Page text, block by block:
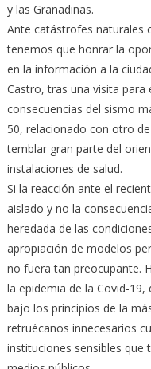
y las Granadinas.
Ante catástrofes naturales
tenemos que honrar la
en la información a la
Castro, tras una visita para
consecuencias del sismo
50, relacionado con otro
temblar gran parte del
instalaciones de salud.
Si la reacción ante el
aislado y no la
heredada de las
apropiación de modelos
no fuera tan preocupante.
la epidemia de la Covid-
bajo los principios de la
retruécanos innecesarios
instituciones sensibles